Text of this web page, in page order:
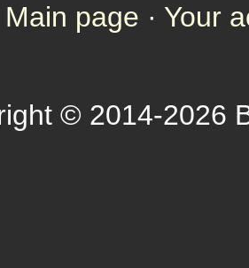
Main page · Your
© 2014-2026